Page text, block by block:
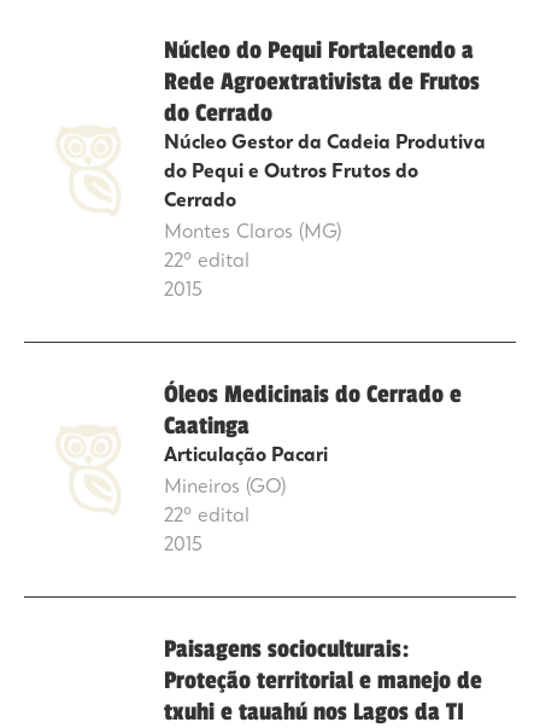
Núcleo do Pequi Fortalecendo a
Rede Agroextrativista de Frutos
do Cerrado
Núcleo Gestor da Cadeia Produtiva
do Pequi e Outros Frutos do
Cerrado
Montes Claros (MG)
22º edital
2015
Óleos Medicinais do Cerrado e
Caatinga
Articulação Pacari
Mineiros (GO)
22º edital
2015
Paisagens socioculturais:
Proteção territorial e manejo de
txuhi e tauahú nos Lagos da TI